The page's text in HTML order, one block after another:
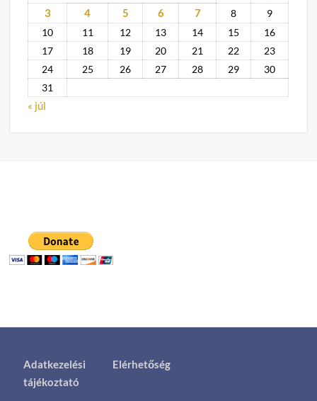
3
4 5 6 7 8
9
10
11 12 13 14 15
16
17
18 19 20 21 22
23
24
25 26 27 28 29
30
31
« júl
Adatkezelési
tájékoztató
Elérhetőség